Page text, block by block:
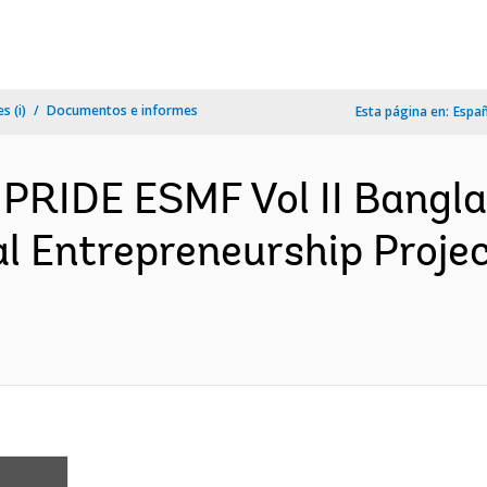
(i) Documentos e informes Esta página en:
ESMF Vol II
Entrepreneurship